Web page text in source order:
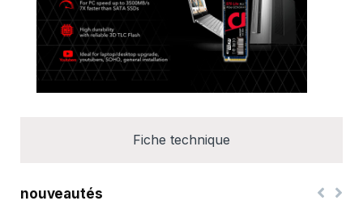
Fiche technique
nouveautés